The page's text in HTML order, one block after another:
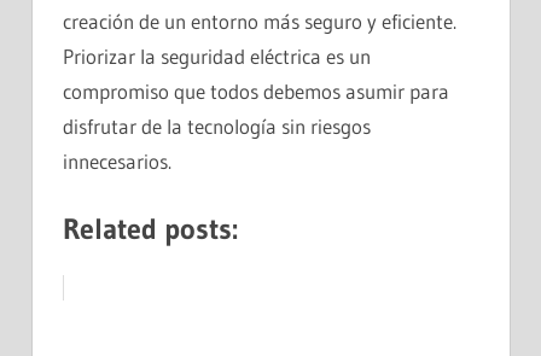
creación de un entorno más seguro y eficiente.
Priorizar la seguridad eléctrica es un
compromiso que todos debemos asumir para
disfrutar de la tecnología sin riesgos
innecesarios.
Related posts: